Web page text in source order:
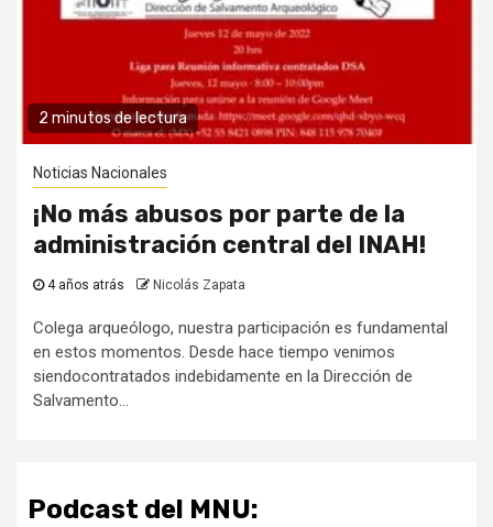
2 minutos de lectura
Noticias Nacionales
¡No más abusos por parte de la
administración central del INAH!
4 años atrás Nicolás Zapata
Colega arqueólogo, nuestra participación es fundamental
en estos momentos. Desde hace tiempo venimos
siendocontratados indebidamente en la Dirección de
Salvamento...
Podcast del MNU: